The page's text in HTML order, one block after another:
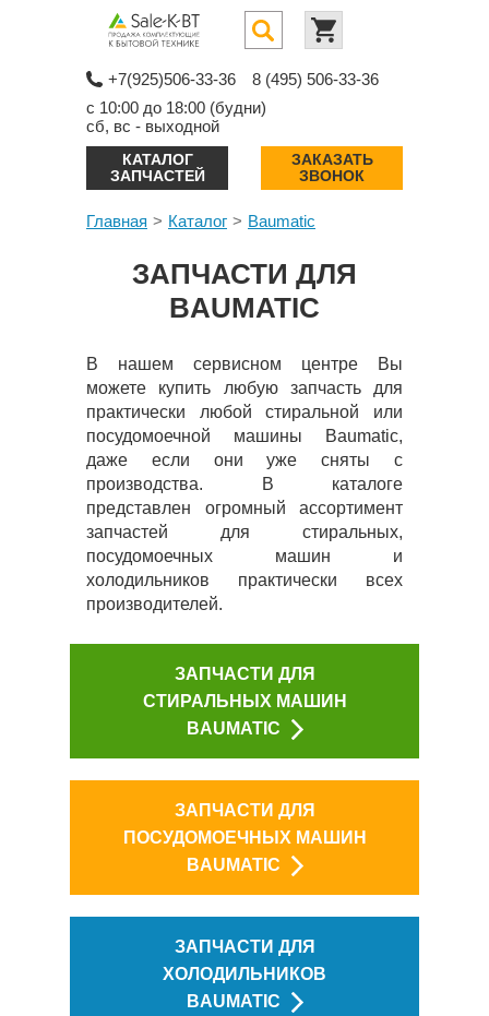
+7(925)506-33-36
8 (495) 506-33-36
с 10:00 до 18:00 (будни)
сб, вс - выходной
КАТАЛОГ
ЗАПЧАСТЕЙ
ЗАКАЗАТЬ
ЗВОНОК
Главная Каталог Baumatic
ЗАПЧАСТИ ДЛЯ
BAUMATIC
В нашем сервисном центре Вы
можете купить любую запчасть для
практически любой стиральной или
посудомоечной машины Baumatic,
даже если они уже сняты с
производства. В каталоге
представлен огромный ассортимент
запчастей для стиральных,
посудомоечных машин и
холодильников практически всех
производителей.
ЗАПЧАСТИ ДЛЯ
СТИРАЛЬНЫХ МАШИН
BAUMATIC
ЗАПЧАСТИ ДЛЯ
ПОСУДОМОЕЧНЫХ МАШИН
BAUMATIC
ЗАПЧАСТИ ДЛЯ
ХОЛОДИЛЬНИКОВ
BAUMATIC